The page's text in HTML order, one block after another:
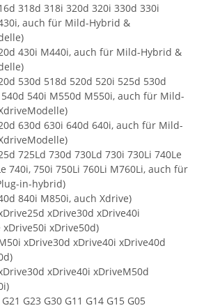
318d 318i 320d 320i 330d 330i
auch für Mild-Hybrid &
430i M440i, auch für Mild-Hybrid &
530d 518d 520d 520i 525d 530d
540d 540i M550d M550i, auch für Mild-
630d 630i 640d 640i, auch für Mild-
725Ld 730d 730Ld 730i 730Li 740Le
740i, 750i 750Li 760Li M760Li, auch für
in-hybrid)
840i M850i, auch Xdrive)
xDrive30d xDrive40i
xDrive50i xDrive50d)
xDrive30d xDrive40i xDrive40d
xDrive40i xDriveM50d
G23 G30 G11 G14 G15 G05